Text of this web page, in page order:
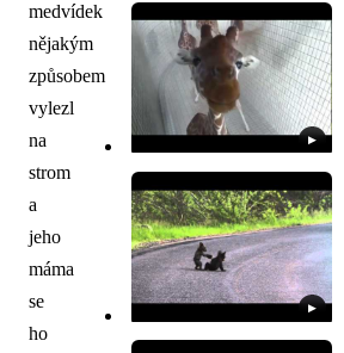
medvídek
nějakým
způsobem
vylezl
na
strom
a
jeho
máma
se
ho
▶
▶